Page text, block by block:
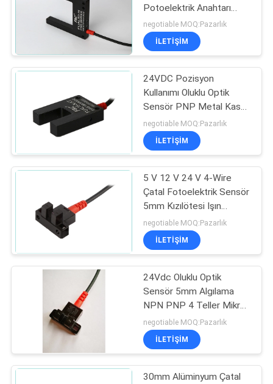
HABERLER
Kapasitif Yakınlık
Sensörü
Silindirik
Fotoelektrik
Sensörler
20
Fotoelektrik Sensör
Anahtarı
Potoelektrik Anahtarı
PNP YOK
negotiable MOQ:Pazarlık
İLETİŞİM
24VDC Pozisyon
Kullanımı Oluklu Optik
Sensör PNP Metal Kasa
Fotoelektrik Anahtarı
15mm
negotiable MOQ:Pazarlık
İLETİŞİM
5 V 12 V 24 V 4-Wire
Çatal Fotoelektrik Sensör
5mm Kızılötesi Işın
Sensörü Anahtarı PNP
negotiable MOQ:Pazarlık
İLETİŞİM
24Vdc Oluklu Optik
Sensör 5mm Algılama
NPN PNP 4 Teller Mikro
Fotoelektrik Sensör
negotiable MOQ:Pazarlık
İLETİŞİM
30mm Alüminyum Çatal